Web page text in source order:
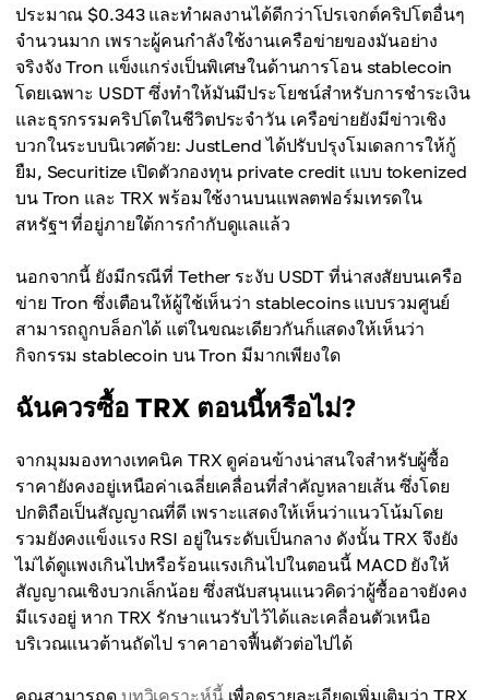
ประมาณ $0.343 และทำผลงานได้ดีกว่าโปรเจกต์คริปโตอื่นๆ
จำนวนมาก เพราะผู้คนกำลังใช้งานเครือข่ายของมันอย่าง
จริงจัง Tron แข็งแกร่งเป็นพิเศษในด้านการโอน stablecoin
โดยเฉพาะ USDT ซึ่งทำให้มันมีประโยชน์สำหรับการชำระเงิน
และธุรกรรมคริปโตในชีวิตประจำวัน เครือข่ายยังมีข่าวเชิง
บวกในระบบนิเวศด้วย: JustLend ได้ปรับปรุงโมเดลการให้กู้
ยืม, Securitize เปิดตัวกองทุน private credit แบบ tokenized
บน Tron และ TRX พร้อมใช้งานบนแพลตฟอร์มเทรดใน
สหรัฐฯ ที่อยู่ภายใต้การกำกับดูแลแล้ว
นอกจากนี้ ยังมีกรณีที่ Tether ระงับ USDT ที่น่าสงสัยบนเครือ
ข่าย Tron ซึ่งเตือนให้ผู้ใช้เห็นว่า stablecoins แบบรวมศูนย์
สามารถถูกบล็อกได้ แต่ในขณะเดียวกันก็แสดงให้เห็นว่า
กิจกรรม stablecoin บน Tron มีมากเพียงใด
ฉันควรซื้อ TRX ตอนนี้หรือไม่?
จากมุมมองทางเทคนิค TRX ดูค่อนข้างน่าสนใจสำหรับผู้ซื้อ
ราคายังคงอยู่เหนือค่าเฉลี่ยเคลื่อนที่สำคัญหลายเส้น ซึ่งโดย
ปกติถือเป็นสัญญาณที่ดี เพราะแสดงให้เห็นว่าแนวโน้มโดย
รวมยังคงแข็งแรง RSI อยู่ในระดับเป็นกลาง ดังนั้น TRX จึงยัง
ไม่ได้ดูแพงเกินไปหรือร้อนแรงเกินไปในตอนนี้ MACD ยังให้
สัญญาณเชิงบวกเล็กน้อย ซึ่งสนับสนุนแนวคิดว่าผู้ซื้ออาจยังคง
มีแรงอยู่ หาก TRX รักษาแนวรับไว้ได้และเคลื่อนตัวเหนือ
บริเวณแนวต้านถัดไป ราคาอาจฟื้นตัวต่อไปได้
คุณสามารถดู บทวิเคราะห์นี้เพื่อดูรายละเอียดเพิ่มเติมว่า TRX